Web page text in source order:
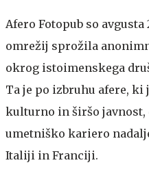
Afero Fotopub so
omrežij sprožila
okrog istoimenskega
Ta je po izbruhu afere,
kulturno in širšo
umetniško kariero
Italiji in Franciji.